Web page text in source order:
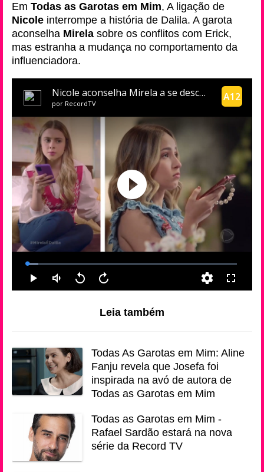
Em Todas as Garotas em Mim, A ligação de
Nicole interrompe a história de Dalila. A garota
aconselha Mirela sobre os conflitos com Erick,
mas estranha a mudança no comportamento da
influenciadora.
Leia também
Todas As Garotas em Mim: Aline
Fanju revela que Josefa foi
inspirada na avó de autora de
Todas as Garotas em Mim
Todas as Garotas em Mim -
Rafael Sardão estará na nova
série da Record TV